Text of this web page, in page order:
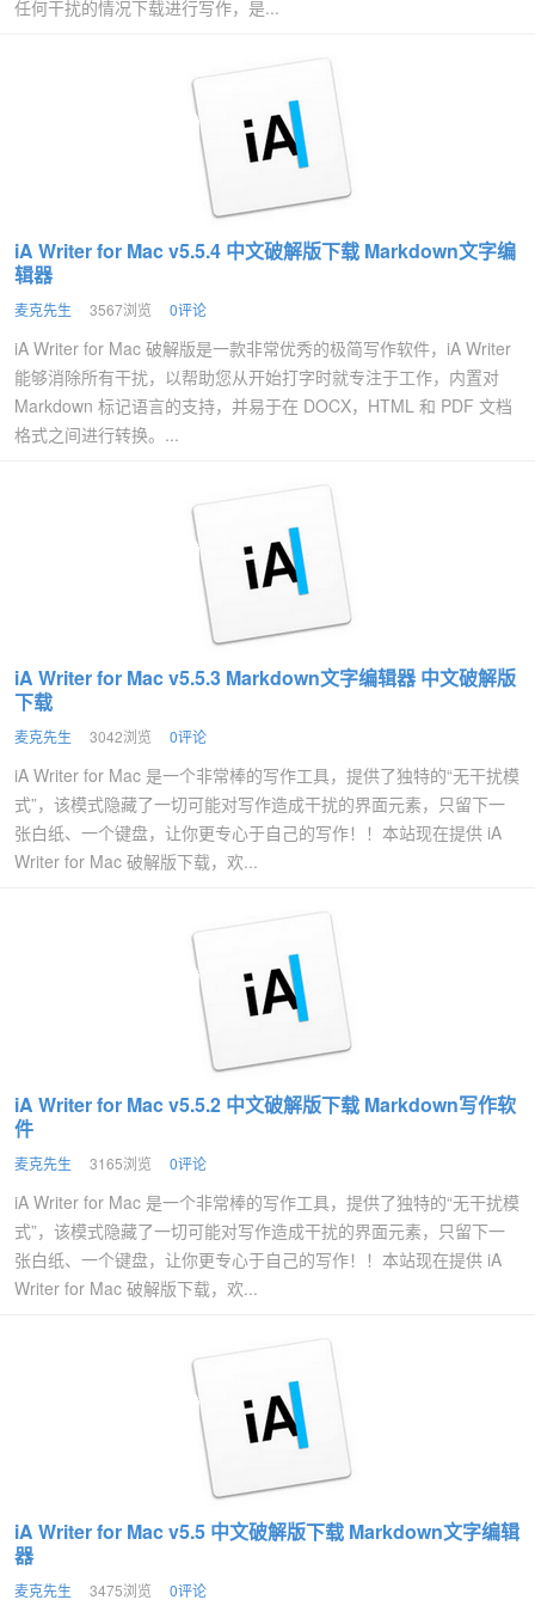
任何干扰的情况下载进行写作，是...
iA Writer for Mac v5.5.4 中文破解版下载 Markdown文字编
辑器
麦克先生 3567浏览 0评论
iA Writer for Mac 破解版是一款非常优秀的极简写作软件，iA Writer
能够消除所有干扰，以帮助您从开始打字时就专注于工作，内置对
Markdown 标记语言的支持，并易于在 DOCX，HTML 和 PDF 文档
格式之间进行转换。...
iA Writer for Mac v5.5.3 Markdown文字编辑器 中文破解版
下载
麦克先生 3042浏览 0评论
iA Writer for Mac 是一个非常棒的写作工具，提供了独特的“无干扰模
式”，该模式隐藏了一切可能对写作造成干扰的界面元素，只留下一
张白纸、一个键盘，让你更专心于自己的写作！！本站现在提供 iA
Writer for Mac 破解版下载，欢...
iA Writer for Mac v5.5.2 中文破解版下载 Markdown写作软
件
麦克先生 3165浏览 0评论
iA Writer for Mac 是一个非常棒的写作工具，提供了独特的“无干扰模
式”，该模式隐藏了一切可能对写作造成干扰的界面元素，只留下一
张白纸、一个键盘，让你更专心于自己的写作！！本站现在提供 iA
Writer for Mac 破解版下载，欢...
iA Writer for Mac v5.5 中文破解版下载 Markdown文字编辑
器
麦克先生 3475浏览 0评论